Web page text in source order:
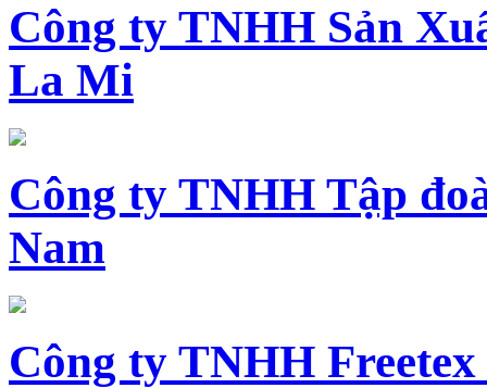
Công ty TNHH Sản
La Mi
Công ty TNHH Tập
Nam
Công ty TNHH